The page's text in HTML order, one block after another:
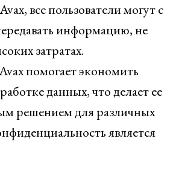
все пользователи могут с
информацию, не
затратах.
помогает экономить
данных, что делает ее
решением для различных
является